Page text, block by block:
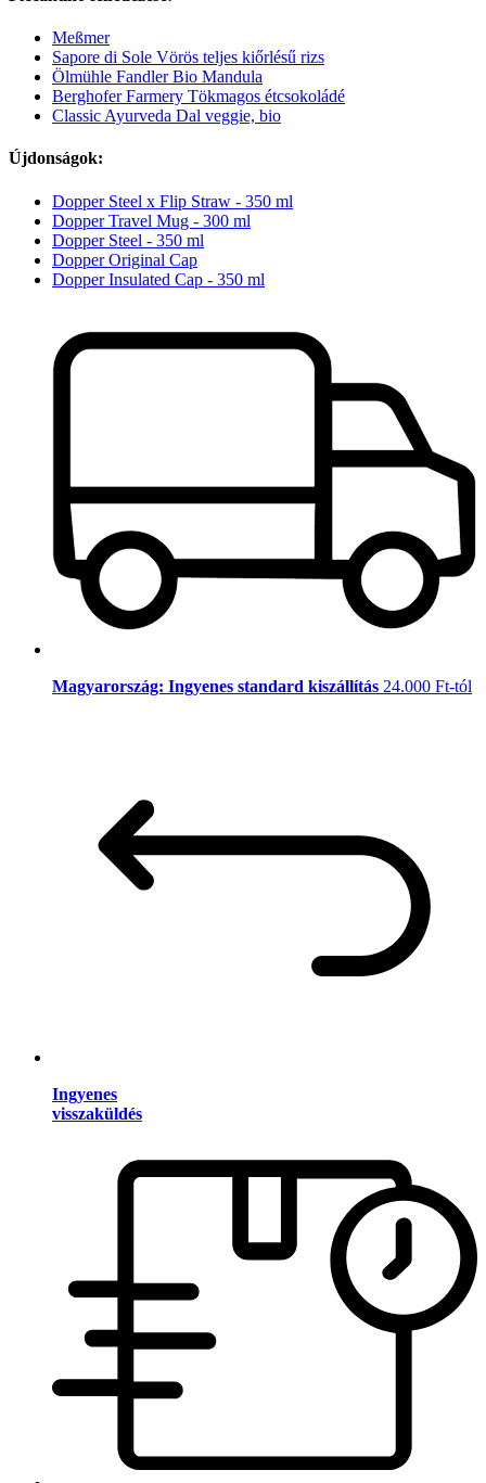
Meßmer
Sapore di Sole Vörös teljes kiőrlésű rizs
Ölmühle Fandler Bio Mandula
Berghofer Farmery Tökmagos étcsokoládé
Classic Ayurveda Dal veggie, bio
Újdonságok:
Dopper Steel x Flip Straw - 350 ml
Dopper Travel Mug - 300 ml
Dopper Steel - 350 ml
Dopper Original Cap
Dopper Insulated Cap - 350 ml
Magyarország: Ingyenes standard kiszállítás 24.000 Ft-tól
Ingyenes
visszaküldés